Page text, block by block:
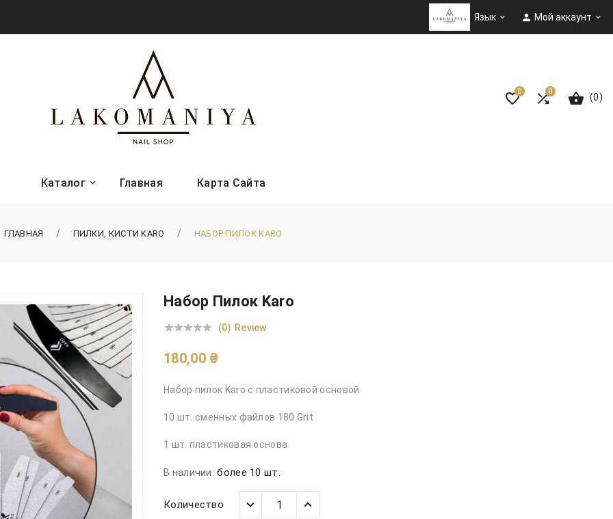
Язык   Мой аккаунт 
0 0
(0)
Каталог Главная Карта Сайта
ГЛАВНАЯ ПИЛКИ, КИСТИ KARO НАБОР ПИЛОК KARO
Набор Пилок Karo
 (0) Review
180,00 ₴
Набор пилок Karo с пластиковой основой
10 шт. сменных файлов 180 Grit
1 шт. пластиковая основа
В наличии: более 10 шт.
Количество